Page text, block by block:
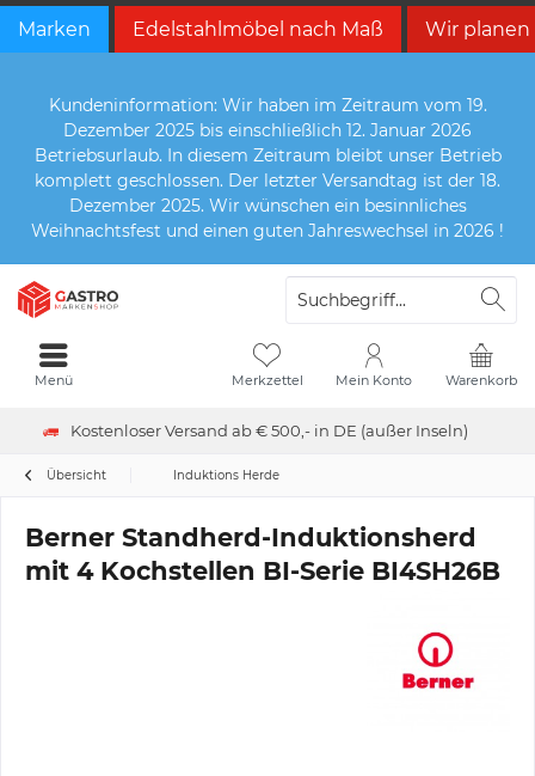
Marken Edelstahlmöbel nach Maß Wir planen
Kundeninformation: Wir haben im Zeitraum vom 19.
Dezember 2025 bis einschließlich 12. Januar 2026
Betriebsurlaub. In diesem Zeitraum bleibt unser Betrieb
komplett geschlossen. Der letzter Versandtag ist der 18.
Dezember 2025. Wir wünschen ein besinnliches
Weihnachtsfest und einen guten Jahreswechsel in 2026 !
Kostenloser Versand ab € 500,- in DE (außer Inseln)
Warenkorb
Merkzettel Mein Konto
Menü
Übersicht Induktions Herde
Berner Standherd-Induktionsherd
mit 4 Kochstellen BI-Serie BI4SH26B